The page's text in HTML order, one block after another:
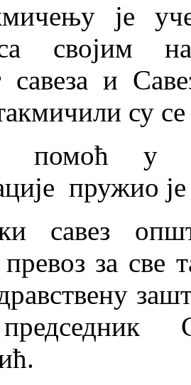
је
својим
савеза и
су
помоћ у
пружио
савез
превоз за све